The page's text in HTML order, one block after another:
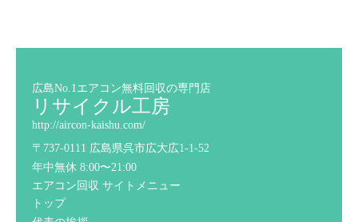
広島No.1エアコン無料回収の専門店
リサイクル工房
http://aircon-kaishu.com/
〒737-0111 広島県呉市広大広1-1-52
年中無休 8:00〜21:00
エアコン回収 サイトメニュー
トップ